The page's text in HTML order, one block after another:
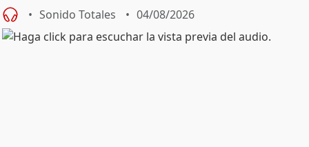
Sonido Totales 04/08/2026